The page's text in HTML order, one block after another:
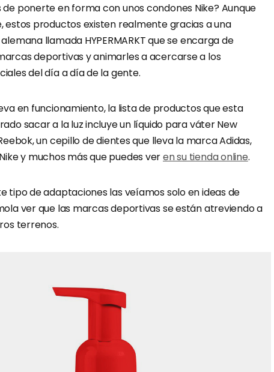
de ponerte en forma con unos condones Nike? Aunque
estos productos existen realmente gracias a una
llamada HYPERMARKT que se encarga de
deportivas y animarles a acercarse a los
del día a día de la gente.
en funcionamiento, la lista de productos que esta
sacar a la luz incluye un líquido para váter New
un cepillo de dientes que lleva la marca Adidas,
y muchos más que puedes veren su tienda online.
tipo de adaptaciones las veíamos solo en ideas de
ver que las marcas deportivas se están atreviendo a
terrenos.